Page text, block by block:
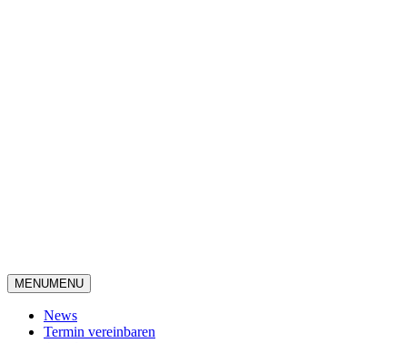
MENUMENU
News
Termin vereinbaren